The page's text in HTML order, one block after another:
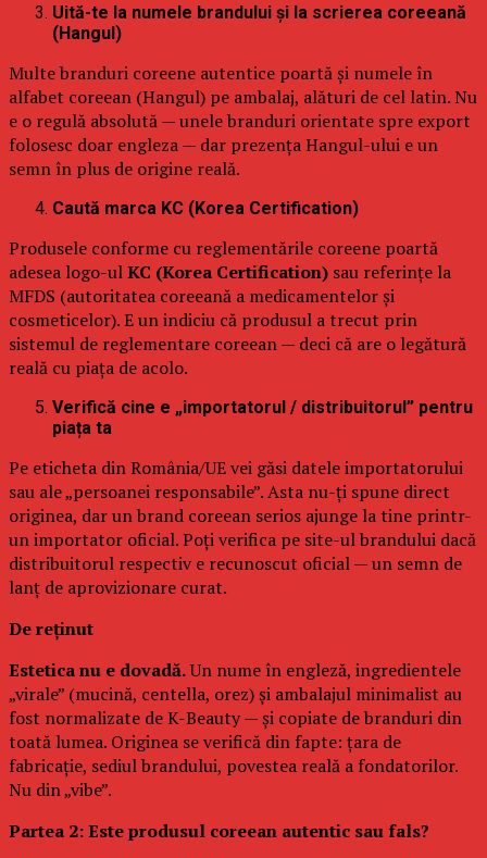
Uită-te la numele brandului și la scrierea coreeană
(Hangul)
Multe branduri coreene autentice poartă și numele în
alfabet coreean (Hangul) pe ambalaj, alături de cel latin. Nu
e o regulă absolută — unele branduri orientate spre export
folosesc doar engleza — dar prezența Hangul-ului e un
semn în plus de origine reală.
Caută marca KC (Korea Certification)
Produsele conforme cu reglementările coreene poartă
adesea logo-ulKC (Korea Certification) sau referințe la
MFDS (autoritatea coreeană a medicamentelor și
cosmeticelor). E un indiciu că produsul a trecut prin
sistemul de reglementare coreean — deci că are o legătură
reală cu piața de acolo.
Verifică cine e „importatorul / distribuitorul” pentru
piața ta
Pe eticheta din România/UE vei găsi datele importatorului
sau ale „persoanei responsabile”. Asta nu-ți spune direct
originea, dar un brand coreean serios ajunge la tine printr-
un importator oficial. Poți verifica pe site-ul brandului dacă
distribuitorul respectiv e recunoscut oficial — un semn de
lanț de aprovizionare curat.
De reținut
Estetica nu e dovadă.Un nume în engleză, ingredientele
„virale” (mucină, centella, orez) și ambalajul minimalist au
fost normalizate de K-Beauty — și copiate de branduri din
toată lumea. Originea se verifică din fapte: țara de
fabricație, sediul brandului, povestea reală a fondatorilor.
Nu din „vibe”.
Partea 2: Este produsul coreean autentic sau fals?